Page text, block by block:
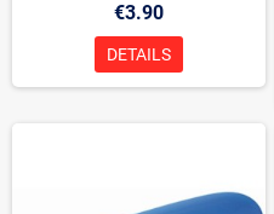
€3.90
DETAILS